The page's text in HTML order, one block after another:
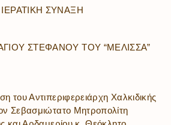
ΣΥΝΑΞΗ
ΣΤΕΦΑΝΟΥ ΤΟΥ “ΜΕΛΙΣΣΑ”
του Αντιπεριφερειάρχη Χαλκιδικής
Σεβασμιώτατο Μητροπολίτη